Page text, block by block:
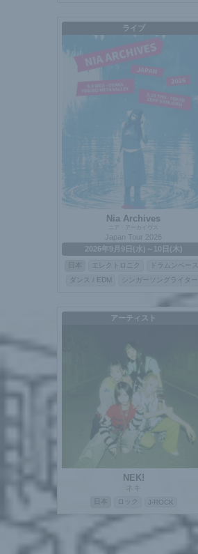
ライブ
Nia Archives
Japan Tour 2026
2026年9月9日(水)～10日(木)
エレクトロニク
ドラムンベース
ダンス / EDM
シンガーソングライター
アーティスト
NEK!
ネキ
ロック J-ROCK